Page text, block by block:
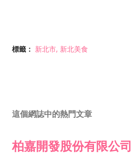
標籤： 新北市 新北美食
這個網誌中的熱門文章
柏嘉開發股份有限公司